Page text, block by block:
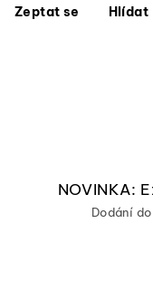
Zeptat se Hlídat
NOVINKA:
Dodání